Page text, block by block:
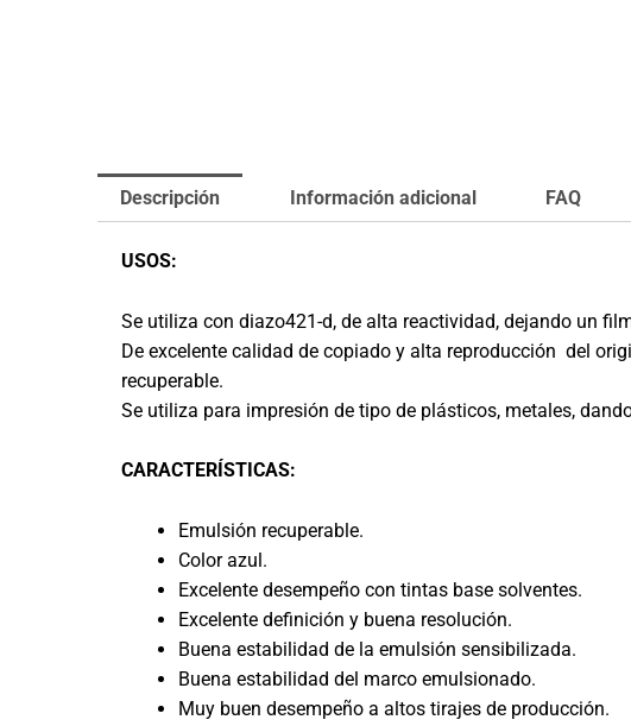
Descripción Información adicional FAQ
USOS:
Se utiliza con diazo421-d, de alta reactividad, dejando un
De excelente calidad de copiado y alta reproducción del
recuperable.
Se utiliza para impresión de tipo de plásticos, metales,
CARACTERÍSTICAS:
Emulsión recuperable.
Color azul.
Excelente desempeño con tintas base solventes.
Excelente definición y buena resolución.
Buena estabilidad de la emulsión sensibilizada.
Buena estabilidad del marco emulsionado.
Muy buen desempeño a altos tirajes de producción.